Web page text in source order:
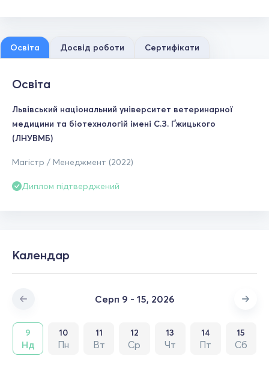
Освіта Досвід роботи Сертифікати
Освіта
Львівський національний університет ветеринарної
медицини та біотехнологій імені С.З. Ґжицького
(ЛНУВМБ)
Магістр / Менеджмент (2022)
Диплом підтверджений
Календар
Серп 9 - 15, 2026
9
Нд
10
Пн
11
Вт
12
Ср
13
Чт
14
Пт
15
Сб